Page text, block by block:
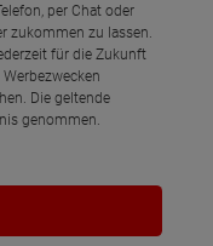
per Chat oder
zukommen zu lassen.
für die Zukunft
Die geltende
genommen.